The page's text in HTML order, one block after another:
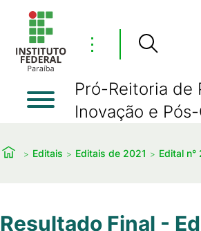
⋮
Pró-Reitoria de
Inovação e
Editais Editais de 2021 Edital
Resultado Final -